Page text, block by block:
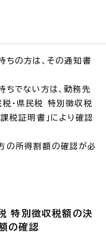
ちの方は、その通知書
ちでない方は、勤務先
税・県民税 特別徴収税
税証明書」により確認
の所得割額の確認が必
特別徴収税額の決
の確認